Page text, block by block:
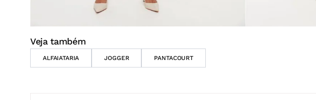
Veja também
ALFAIATARIA JOGGER PANTACOURT